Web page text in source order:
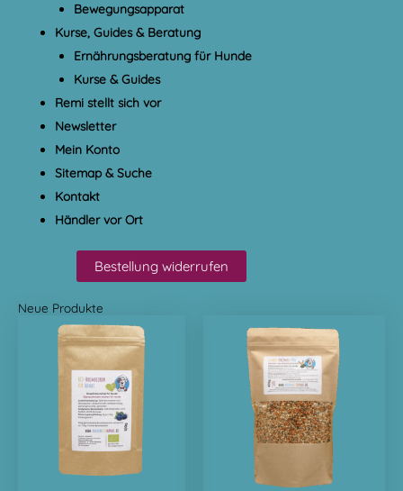
Bewegungsapparat
Kurse, Guides & Beratung
Ernährungsberatung für Hunde
Kurse & Guides
Remi stellt sich vor
Newsletter
Mein Konto
Sitemap & Suche
Kontakt
Händler vor Ort
Bestellung widerrufen
Neue Produkte